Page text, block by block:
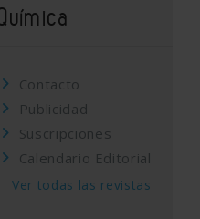
Contacto
Publicidad
Suscripciones
Calendario Editorial
Ver todas las revistas